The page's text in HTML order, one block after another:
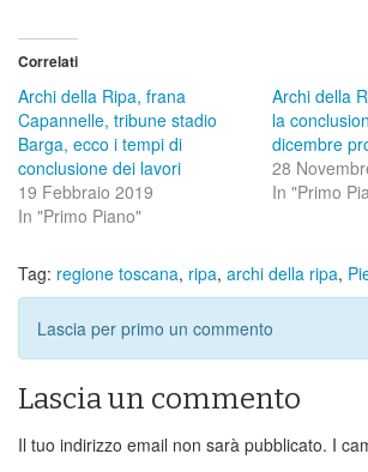
Correlati
Archi della Ripa, frana
Capannelle, tribune stadio
Barga, ecco i tempi di
conclusione dei lavori
19 Febbraio 2019
In "Primo Piano"
Archi della
la
dicembre
28
In "Primo
Tag: regione toscana, ripa, archi della ripa,
Lascia per primo un commento
Lascia un commento
Il tuo indirizzo email non sarà pubblicato. I